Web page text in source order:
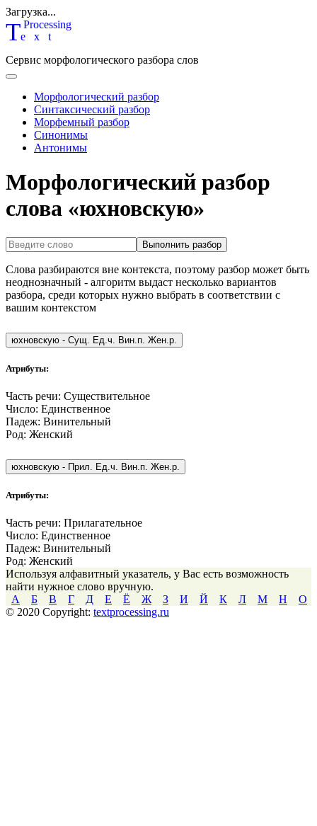
Загрузка...
Text
Processing
Сервис морфологического разбора слов
Морфологический разбор
Синтаксический разбор
Морфемный разбор
Синонимы
Антонимы
Морфологический разбор
слова «юхновскую»
Выполнить разбор
Слова разбираются вне контекста, поэтому разбор может быть
неоднозначный - алгоритм выдаст несколько вариантов
разбора, среди которых нужно выбрать в соответствии с
вашим контекстом
юхновскую - Сущ. Ед.ч. Вин.п. Жен.р.
Атрибуты:
Часть речи: Существительное
Число: Единственное
Падеж: Винительный
Род: Женский
юхновскую - Прил. Ед.ч. Вин.п. Жен.р.
Атрибуты:
Часть речи: Прилагательное
Число: Единственное
Падеж: Винительный
Род: Женский
Используя алфавитный указатель, у Вас есть возможность
найти нужное слово вручную.
А
Б В Г Д Е Ё Ж З И Й К Л М Н
О
© 2020 Copyright: textprocessing.ru